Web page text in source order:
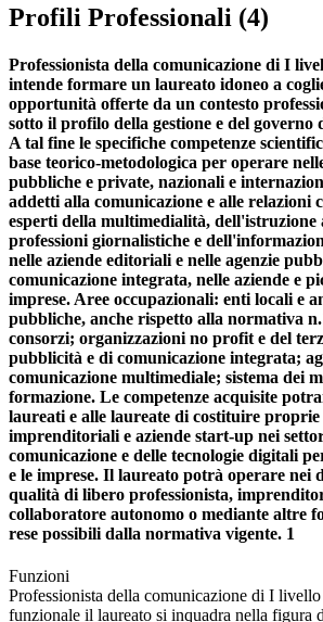
Profili Professionali (4)
Professionista della comunicazione di I
intende formare un laureato idoneo a
opportunità offerte da un contesto
sotto il profilo della gestione e del governo
A tal fine le specifiche competenze
base teorico-metodologica per operare
pubbliche e private, nazionali e
addetti alla comunicazione e alle relazioni
esperti della multimedialità, dell'istruzione
professioni giornalistiche e
nelle aziende editoriali e nelle agenzie
comunicazione integrata, nelle aziende e
imprese. Aree occupazionali: enti locali e
pubbliche, anche rispetto alla normativa
consorzi; organizzazioni no profit e del
pubblicità e di comunicazione integrata;
comunicazione multimediale; sistema dei
formazione. Le competenze acquisite
laureati e alle laureate di costituire
imprenditoriali e aziende start-up nei
comunicazione e delle tecnologie digitali
e le imprese. Il laureato potrà operare nei
qualità di libero professionista,
collaboratore autonomo o mediante altre
rese possibili dalla normativa vigente. 1
Funzioni
Professionista della comunicazione di I
funzionale il laureato si inquadra nella figura